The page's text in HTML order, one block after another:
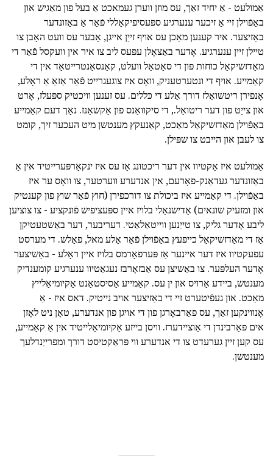
אַמולעט - אַ יחיד זאַך, עס מוזן ווערן געמאכט אַ בעל פון מאַגיש און
באַפֿוילן זיי אַ זיכער ענערגיע ספּעסיפיקאַללי פֿאַר אַ באַזונדער
באַזיצער. איר קענען מאַכן עס אויף זייַן אייגן, אָבער עס וועט האָבן צו
טיילן זיין ענערגיע. אָדער באַצאָלן עפּעס ליב צו איר אין וועקסל פֿאַר די
מאַדזשיקאַל כוחות פון די סאַטאַל וועלט, קאַנסאַנטרייטאַד אין די
קאַמייע. אויף די ונטערטעניק, וואָס איז צוגעגרייט פֿאַר אַזאַ אַ ראָלע,
אָנפירן ריטשואַלז דורך אַלע די כּללים. עס זענען וויכטיק ספּעלז, אָרט
און צייַט פון דער ריטואַל., די סיקוואַנס פון אַקשאַנז. נאָך דעם קאַמייע
באַפֿוילן מאַדזשיקאַל מאַכט, קאַנעקץ מענטשן מיט העכער זיך, קומט
צו לעבן און הייבט צו שפּילן.
אַמולעט איז אַקטיוו אין דער ריכטונג אַז עס איז ינקאָרפּערייטיד אין אַ
באַזונדער געדאַנק-פאָרעם, אין אנדערע ווערטער, צו וואָס ער איז
באַפֿוילן. די קאַמייע איז ביכולת צו דורכפירן (חוץ פֿאַר שוץ פון קענטיק
און ומזעיק שונאים) אַדישנאַלי בלויז איין ספּעציפיש פֿונקציע - צו צוציען
ליבע אָדער גליק, צו טייַנען ווייטאַלאַטי. דעריבער, דער באַשטעטיקן
אַז די מאַדזשיקאַל כייפעץ באַפֿוילן פֿאַר אַלע מאל, פאַלש. די מערסט
עפעקטיוו איז דער איינער אַז פּערפאָרמס בלויז איין ראָלע - באַשיצער
אָדער העלפּער. צו באַשיצן עס אַבזאָרבז נעגאַטיוו ענערגיע קומענדיק
מענטש, ביידע אַרויס און ין עס. קאַמייע אַסיסטאַנט אַקיומיאַלייץ
מאַכט. און געפֿיטערט זיי די באַזיצער אויב נייטיק. דאס איז - אַ
אָנווינקען זאַך, עס פאַרבאָרגן פון די אויגן פון אנדערע, טאָן ניט לאָזן
אים פאַרבינדן די אַוציידערז. וויסן בייזע אַקיומיאַלייטיד אין אַ קאַמייע,
עס קען זיין גערעדט צו די אנדערע ווי פּראַקטיסט דורך ומפרייַנדלעך
מענטשן.